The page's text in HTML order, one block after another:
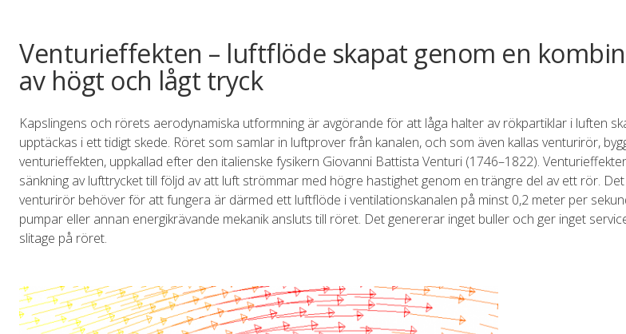
Venturieffekten – luftflöde skapat genom en
av högt och lågt tryck
Kapslingens och rörets aerodynamiska utformning är avgörande för att låga halter av rökpartiklar i luften
upptäckas i ett tidigt skede. Röret som samlar in luftprover från kanalen, och som även kallas venturirör,
venturieffekten, uppkallad efter den italienske fysikern Giovanni Battista Venturi (1746–1822).
sänkning av lufttrycket till följd av att luft strömmar med högre hastighet genom en trängre del av ett rör.
venturirör behöver för att fungera är därmed ett luftflöde i ventilationskanalen på minst 0,2 meter per
pumpar eller annan energikrävande mekanik ansluts till röret. Det genererar inget buller och ger inget
slitage på röret.